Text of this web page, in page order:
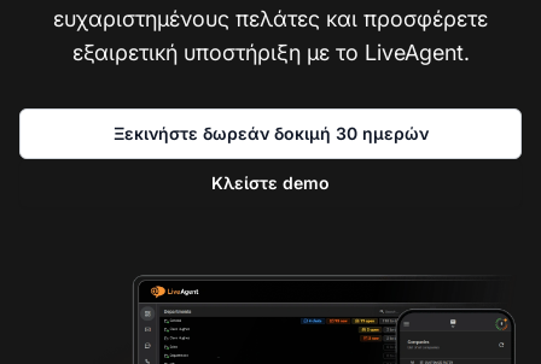
ευχαριστημένους πελάτες και προσφέρετε
εξαιρετική υποστήριξη με το LiveAgent.
Ξεκινήστε δωρεάν δοκιμή 30 ημερών
Κλείστε demo